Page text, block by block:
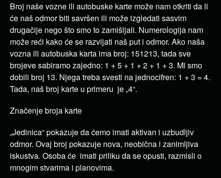
Broj naše vozne ili autobuske karte može nam otkriti da li
će naš odmor biti savršen ili može izgledati sasvim
drugačije nego što smo to zamišljali. Numerologija nam
može reći kako će se razvijati naš put i odmor. Ako naša
vozna ili autobuska karta ima broj: 151213, tada sve
brojeve sabiramo zajedno: 1 + 5 + 1 + 2 + 1 + 3. Mi smo
dobili broj 13. Njega treba svesti na jednocifren: 1 + 3 = 4.
Tada, naš broj karte u primeru je „4“.
Značenje broja karte
„Jedinica“ pokazuje da ćemo imati aktivan i uzbudljiv
odmor. Ovaj broj pokazuje nova, neobična i zanimljiva
iskustva. Osoba će imati priliku da se opusti, razmisli o
mnogim stvarima i planovima.